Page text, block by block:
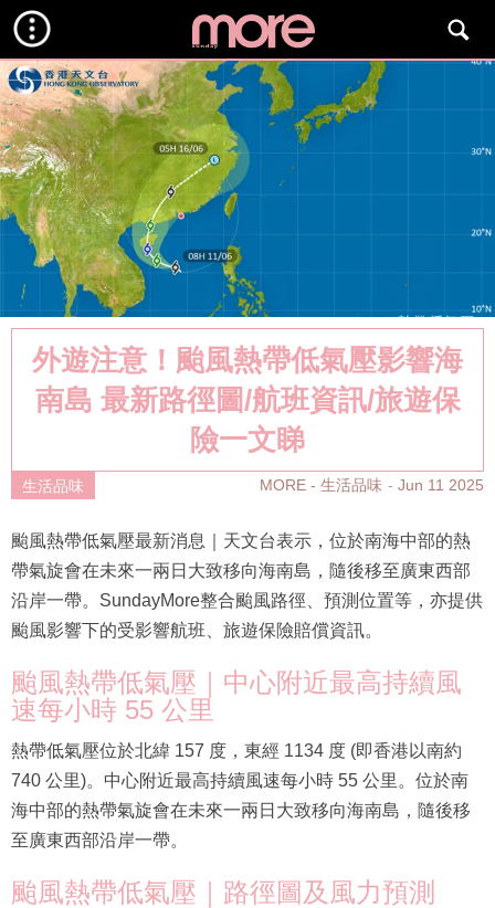
外遊注意！颱風熱帶低氣壓影響海
南島 最新路徑圖/航班資訊/旅遊保
險一文睇
生活品味 MORE - 生活品味 Jun 11 2025
颱風熱帶低氣壓最新消息｜天文台表示，位於南海中部的熱
帶氣旋會在未來一兩日大致移向海南島，隨後移至廣東西部
沿岸一帶。SundayMore整合颱風路徑、預測位置等，亦提供
颱風影響下的受影響航班、旅遊保險賠償資訊。
颱風熱帶低氣壓｜中心附近最高持續風
速每小時 55 公里
熱帶低氣壓位於北緯 157 度，東經 1134 度 (即香港以南約
740 公里)。中心附近最高持續風速每小時 55 公里。位於南
海中部的熱帶氣旋會在未來一兩日大致移向海南島，隨後移
至廣東西部沿岸一帶。
颱風熱帶低氣壓｜路徑圖及風力預測